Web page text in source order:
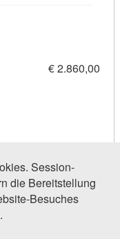
€ 2.860,00
Session-
die Bereitstellung
Besuches